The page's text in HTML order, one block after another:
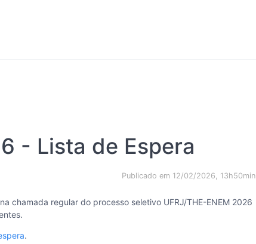
- Lista de Espera
Publicado em 12/02/2026, 13h50min
chamada regular do processo seletivo UFRJ/THE-ENEM 2026
.